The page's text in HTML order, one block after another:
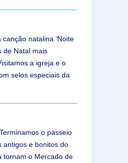
natalina ‘Noite
de Natal mais
a igreja e o
selos especiais da
o passeio
antigos e bonitos do
tornam o Mercado de